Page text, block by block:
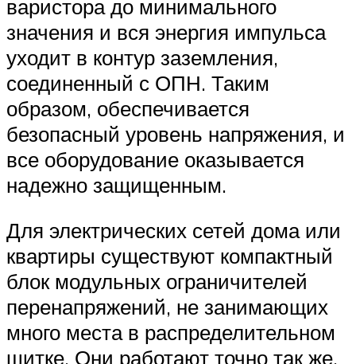
варистора до минимального
значения и вся энергия импульса
уходит в контур заземления,
соединенный с ОПН. Таким
образом, обеспечивается
безопасный уровень напряжения, и
все оборудование оказывается
надежно защищенным.
Для электрических сетей дома или
квартиры существуют компактный
блок модульных ограничителей
перенапряжений, не занимающих
много места в распределительном
щитке. Они работают точно так же,